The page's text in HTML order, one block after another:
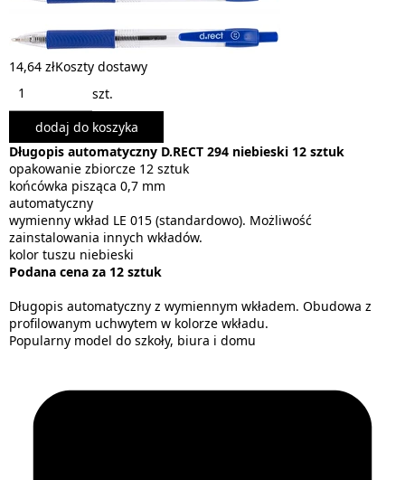
14,64 złKoszty dostawy
szt.
dodaj do koszyka
Długopis automatyczny D.RECT 294 niebieski 12 sztuk
opakowanie zbiorcze 12 sztuk
końcówka pisząca 0,7 mm
automatyczny
wymienny wkład LE 015 (standardowo). Możliwość
zainstalowania innych wkładów.
kolor tuszu niebieski
Podana cena za 12 sztuk
Długopis automatyczny z wymiennym wkładem. Obudowa z
profilowanym uchwytem w kolorze wkładu.
Popularny model do szkoły, biura i domu